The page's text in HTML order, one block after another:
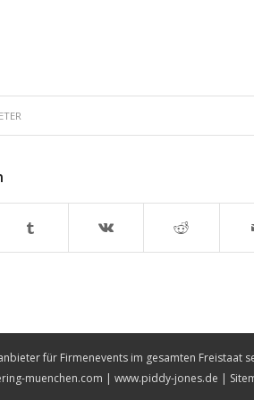
für Firmenevents im gesamten Freistaat
muenchen.com |www.piddy-jones.de |